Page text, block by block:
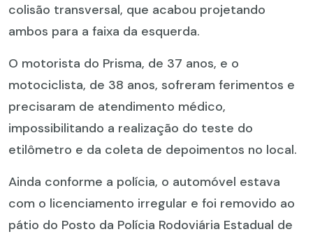
colisão transversal, que acabou projetando
ambos para a faixa da esquerda.
O motorista do Prisma, de 37 anos, e o
motociclista, de 38 anos, sofreram ferimentos e
precisaram de atendimento médico,
impossibilitando a realização do teste do
etilômetro e da coleta de depoimentos no local.
Ainda conforme a polícia, o automóvel estava
com o licenciamento irregular e foi removido ao
pátio do Posto da Polícia Rodoviária Estadual de